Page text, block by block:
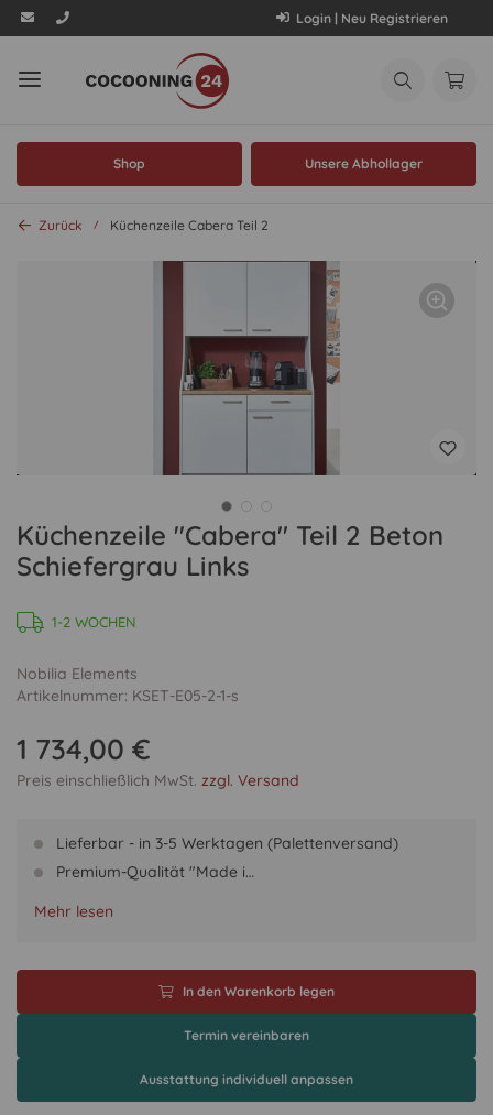
Login | Neu Registrieren
Shop Unsere Abhollager
Zurück Küchenzeile Cabera Teil 2
Küchenzeile "Cabera" Teil 2 Beton
Schiefergrau Links
1-2 WOCHEN
Nobilia Elements
Artikelnummer: KSET-E05-2-1-s
1 734,00 €
Preis einschließlich MwSt. zzgl. Versand
Lieferbar - in 3-5 Werktagen (Palettenversand)
Premium-Qualität "Made i…
Mehr lesen
In den Warenkorb legen
Termin vereinbaren
Ausstattung individuell anpassen